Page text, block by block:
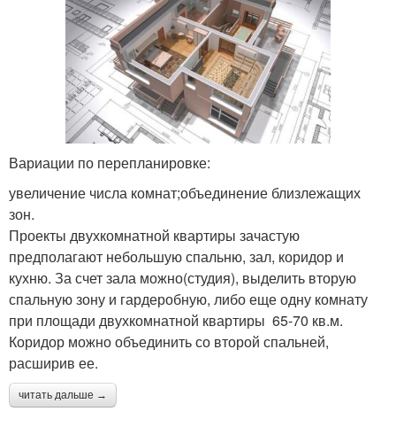
Вариации по перепланировке:
увеличение числа комнат;объединение близлежащих
зон.
Проекты двухкомнатной квартиры зачастую
предполагают небольшую спальню, зал, коридор и
кухню. За счет зала можно(студия), выделить вторую
спальную зону и гардеробную, либо еще одну комнату
при площади двухкомнатной квартиры 65-70 кв.м.
Коридор можно объединить со второй спальней,
расширив ее.
читать дальше →